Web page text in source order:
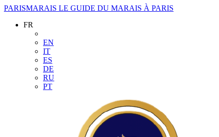
PARISMARAIS LE GUIDE DU MARAIS À PARIS
FR
EN
IT
ES
DE
RU
PT